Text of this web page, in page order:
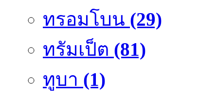
ทรอมโบน (29)
ทรัมเป็ต (81)
ทูบา (1)